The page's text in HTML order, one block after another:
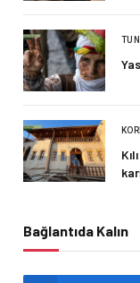
Bağlantıda Kalın